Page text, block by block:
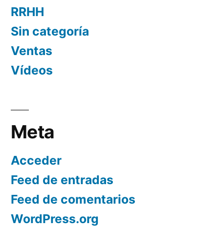
RRHH
Sin categoría
Ventas
Vídeos
Meta
Acceder
Feed de entradas
Feed de comentarios
WordPress.org